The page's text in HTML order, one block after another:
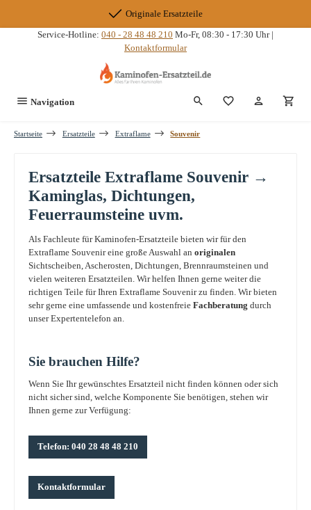
Originale Ersatzteile
Service-Hotline: 040 - 28 48 48 210 Mo-Fr, 08:30 - 17:30 Uhr |
Kontaktformular
Navigation Du hast 0
Startseite Ersatzteile Extraflame Souvenir
Ersatzteile Extraflame Souvenir →
Kaminglas, Dichtungen,
Feuerraumsteine uvm.
Als Fachleute für Kaminofen-Ersatzteile bieten wir für den
Extraflame Souvenir eine große Auswahl an originalen
Sichtscheiben, Ascherosten, Dichtungen, Brennraumsteinen und
vielen weiteren Ersatzteilen. Wir helfen Ihnen gerne weiter die
richtigen Teile für Ihren Extraflame Souvenir zu finden. Wir bieten
sehr gerne eine umfassende und kostenfreie Fachberatung durch
unser Expertentelefon an.
Sie brauchen Hilfe?
Wenn Sie Ihr gewünschtes Ersatzteil nicht finden können oder sich
nicht sicher sind, welche Komponente Sie benötigen, stehen wir
Ihnen gerne zur Verfügung:
Telefon: 040 28 48 48 210
Kontaktformular